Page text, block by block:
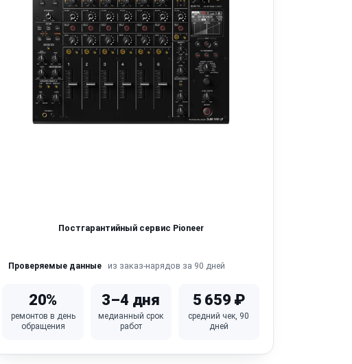
Постгарантийный сервис Pioneer
Проверяемые данные из заказ-нарядов за 90 дней
20%
ремонтов в день
обращения
3–4 дня
медианный срок
работ
5 659 ₽
средний чек, 90
дней